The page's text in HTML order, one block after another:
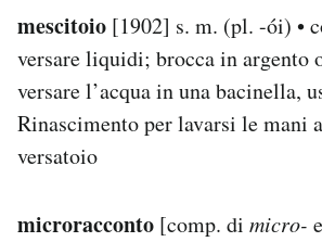
mescitoio [1902] s. m. (pl. -ói) •
versare liquidi; brocca in argento
versare l’acqua in una bacinella,
Rinascimento per lavarsi le mani
versatoio
microracconto [comp. di micro- e